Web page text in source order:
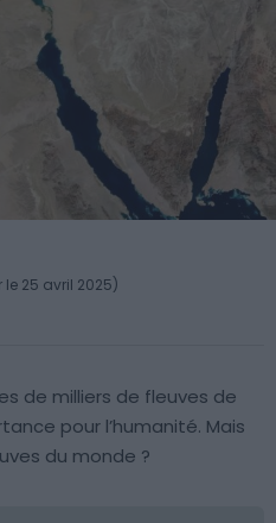
le 25 avril 2025)
de milliers de fleuves de
pour l’humanité. Mais
du monde ?